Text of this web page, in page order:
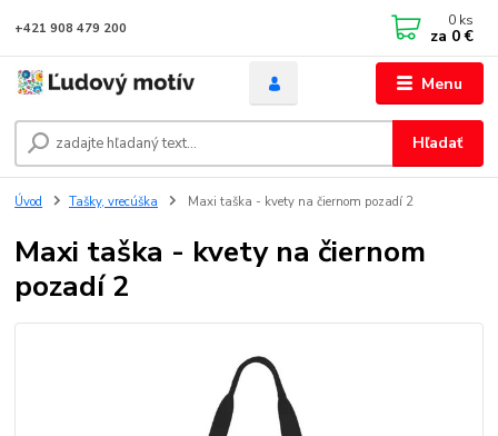
Menu
Hľadať
+421 908 479 200 0 ks
za 0 €
Úvod Tašky, vrecúška Maxi taška - kvety na čiernom pozadí 2
Maxi taška - kvety na čiernom
pozadí 2